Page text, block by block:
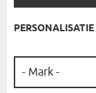
OPTIE:
PERSONALISATIE